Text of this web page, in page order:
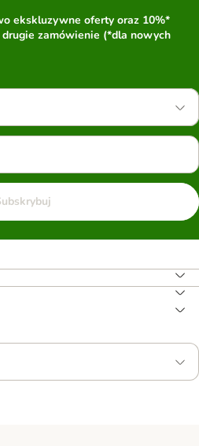
ekskluzywne oferty oraz 10%*
drugie zamówienie (*dla nowych